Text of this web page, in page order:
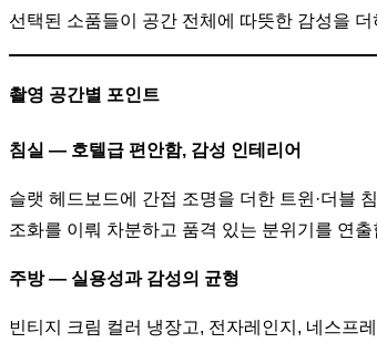
선택된 소품들이 공간 전체에 따뜻한 감성을
촬영 공간별 포인트
침실 — 호텔급 편안함, 감성 인테리어
슬랫 헤드보드에 간접 조명을 더한 트윈·더블
조화를 이뤄 차분하고 품격 있는 분위기를 연
주방 — 실용성과 감성의 균형
빈티지 크림 컬러 냉장고, 전자레인지, 네스프